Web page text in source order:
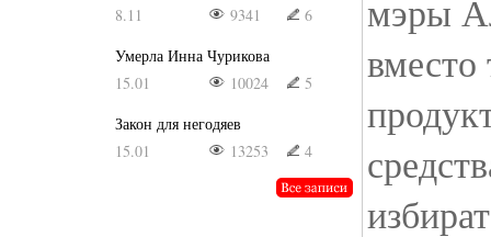
8.11
9341
6
Умерла Инна Чурикова
15.01
10024
5
Закон для негодяев
15.01
13253 4
мэры
вместо